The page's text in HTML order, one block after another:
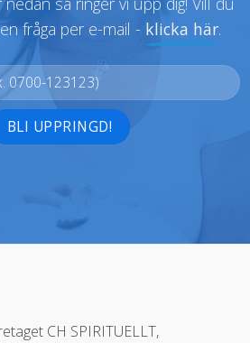
fråga per e-mail - klicka här.
CH SPIRITUELLT,